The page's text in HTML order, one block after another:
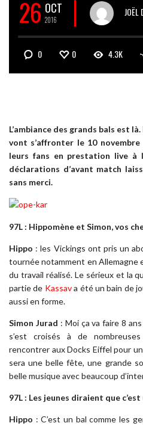
26 OCT
2016
JOËL
0 0 4.3K
L’ambiance des grands bals est
vont s’affronter le 10
leurs fans en prestation live à
déclarations d’avant match
sans merci.
97L : Hippomène et Simon, vos
Hippo : les Vickings ont pris un
tournée notamment en Allemagne
du travail réalisé. Le sérieux et la
partie de Kassava été un bain de
aussi en forme.
Simon Jurad : Moi ça va faire 8
s’est croisés à de
rencontrer aux Docks Eiffel pour
sera une belle fête, une grande
belle musique avec beaucoup
97L : Les jeunes diraient que
Hippo : C’est un bal comme les